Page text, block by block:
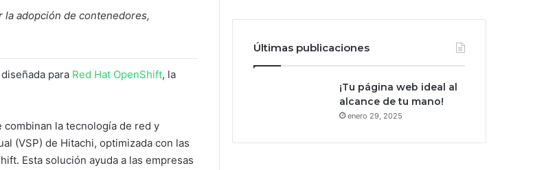
adopción de contenedores,
para Red Hat OpenShift, la
la tecnología de red y
(VSP) de Hitachi, optimizada con las
Esta solución ayuda a las empresas
Últimas publicaciones
¡Tu página web ideal al
alcance de tu mano!
enero 29, 2025